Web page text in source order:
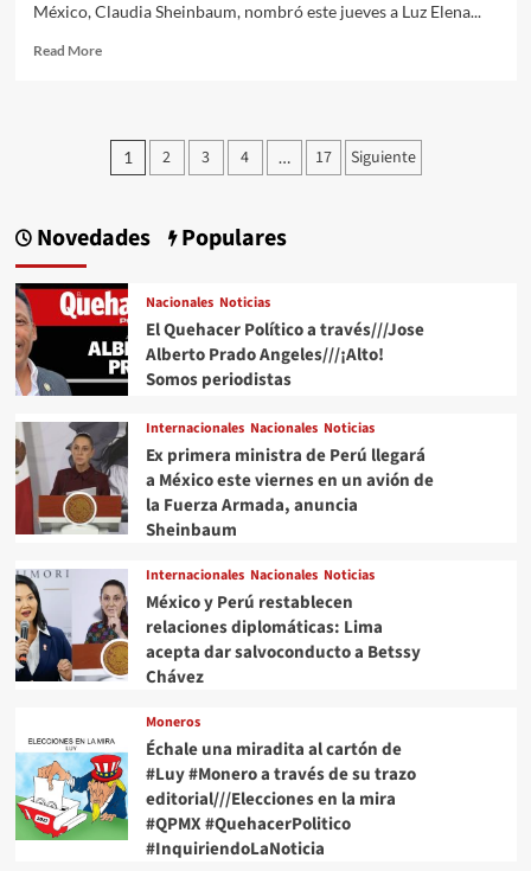
México, Claudia Sheinbaum, nombró este jueves a Luz Elena...
Read MoreRead
Claudia
Sheinbaum
tanda
de
gabinete
Paginación
entradas
1 2 3 4 … 17 Siguiente
Novedades Populares
Nacionales Noticias
El Quehacer Político a través///Jose
Alberto Prado Angeles///¡Alto!
Somos periodistas
Internacionales Nacionales Noticias
Ex primera ministra de Perú llegará
a México este viernes en un avión de
la Fuerza Armada, anuncia
Sheinbaum
Internacionales Nacionales Noticias
México y Perú restablecen
relaciones diplomáticas: Lima
acepta dar salvoconducto a Betssy
Chávez
Moneros
Échale una miradita al cartón de
#Luy #Monero a través de su trazo
editorial///Elecciones en la mira
#QPMX #QuehacerPolitico
#InquiriendoLaNoticia